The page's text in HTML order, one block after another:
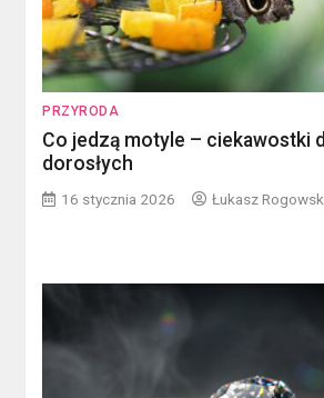
PRZYRODA
Co jedzą motyle – ciekawostki
dorosłych
16 stycznia 2026 Łukasz